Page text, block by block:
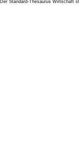
Der Standard-Thesaurus Wirtschaft